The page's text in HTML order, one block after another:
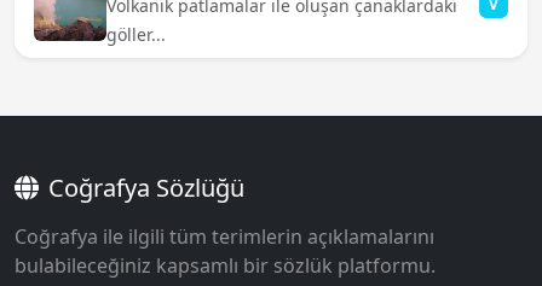
Volkanik patlamalar ile oluşan çanaklardaki
göller...
V
Coğrafya Sözlüğü
Coğrafya ile ilgili tüm terimlerin açıklamalarını
bulabileceğiniz kapsamlı bir sözlük platformu.